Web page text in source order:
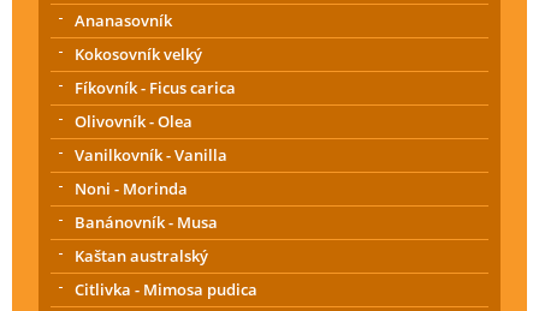
Ananasovník
Kokosovník velký
Fíkovník - Ficus carica
Olivovník - Olea
Vanilkovník - Vanilla
Noni - Morinda
Banánovník - Musa
Kaštan australský
Citlivka - Mimosa pudica